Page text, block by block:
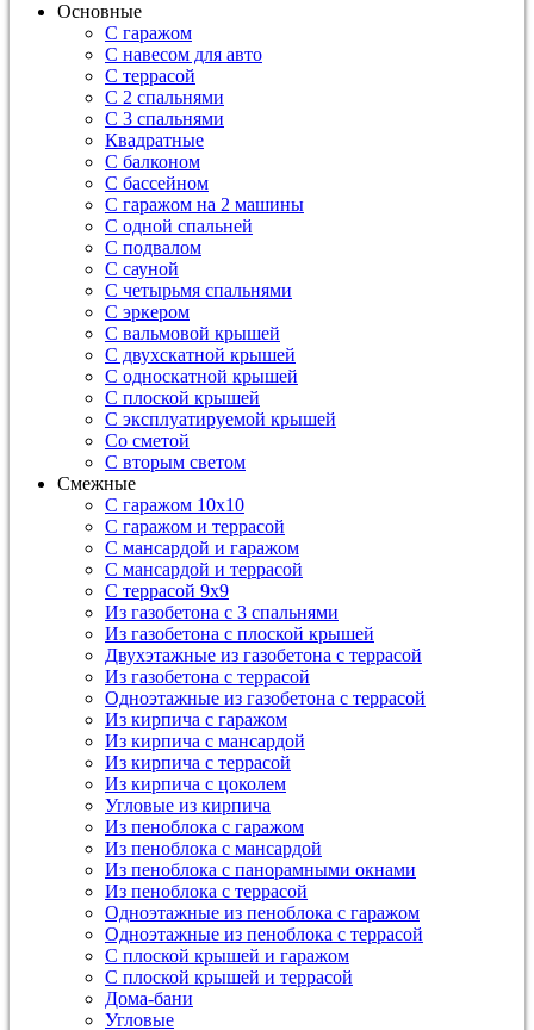
Основные
С гаражом
С навесом для авто
С террасой
С 2 спальнями
С 3 спальнями
Квадратные
С балконом
С бассейном
С гаражом на 2 машины
С одной спальней
С подвалом
С сауной
С четырьмя спальнями
С эркером
С вальмовой крышей
С двухскатной крышей
С односкатной крышей
С плоской крышей
С эксплуатируемой крышей
Со сметой
С вторым светом
Смежные
С гаражом 10х10
С гаражом и террасой
С мансардой и гаражом
С мансардой и террасой
С террасой 9х9
Из газобетона с 3 спальнями
Из газобетона с плоской крышей
Двухэтажные из газобетона с террасой
Из газобетона с террасой
Одноэтажные из газобетона с террасой
Из кирпича с гаражом
Из кирпича с мансардой
Из кирпича с террасой
Из кирпича с цоколем
Угловые из кирпича
Из пеноблока с гаражом
Из пеноблока с мансардой
Из пеноблока с панорамными окнами
Из пеноблока с террасой
Одноэтажные из пеноблока с гаражом
Одноэтажные из пеноблока с террасой
С плоской крышей и гаражом
С плоской крышей и террасой
Дома-бани
Угловые